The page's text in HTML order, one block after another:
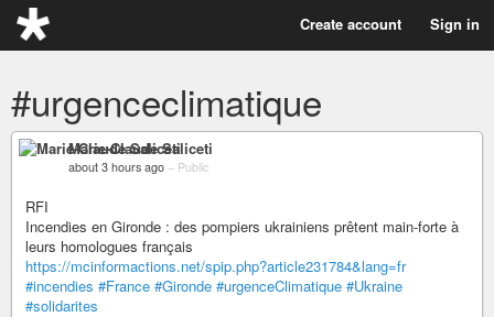
Create account Sign in
#urgenceclimatique
Marie-Claude Saliceti
about 3 hours ago – Public
RFI
Incendies en Gironde : des pompiers ukrainiens prêtent main-forte à
leurs homologues français
https://mcinformactions.net/spip.php?article231784&lang=fr
#incendies #France #Gironde #urgenceClimatique #Ukraine
#solidarites